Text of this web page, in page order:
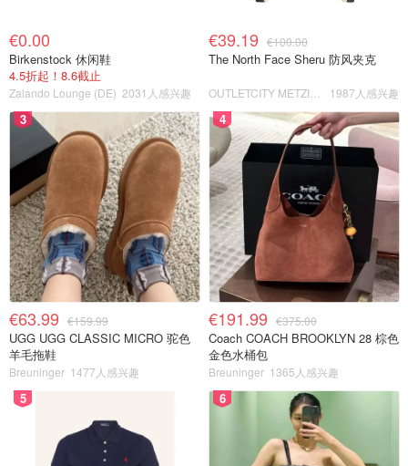
€0.00
Birkenstock 休闲鞋
4.5折起！8.6截止
Zalando Lounge (DE) 2031人感兴趣
€39.19 €100.00
The North Face Sheru 防风夹克
1987人感兴趣
3
€63.99 €159.99
UGG UGG CLASSIC MICRO 驼色
羊毛拖鞋
Breuninger 1477人感兴趣
4
€191.99 €375.00
Coach COACH BROOKLYN 28 棕色
金色水桶包
Breuninger 1365人感兴趣
5 6